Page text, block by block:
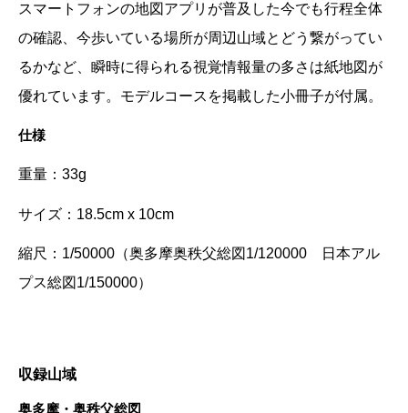
スマートフォンの地図アプリが普及した今でも行程全体
の確認、今歩いている場所が周辺山域とどう繋がってい
るかなど、 瞬時に得られる視覚情報量の多さは紙地図が
優れています。モデルコースを掲載した小冊子が付属。
仕様
重量：33g
サイズ：18.5cm x 10cm
縮尺：1/50000（奥多摩奥秩父総図1/120000 日本アル
プス総図1/150000）
収録山域
奥多摩・奥秩父総図